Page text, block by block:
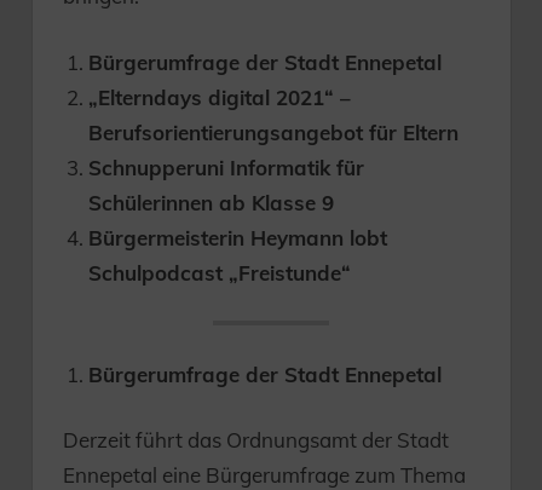
Bürgerumfrage der Stadt Ennepetal
„Elterndays digital 2021“ –
Berufsorientierungsangebot für Eltern
Schnupperuni Informatik für
Schülerinnen ab Klasse 9
Bürgermeisterin Heymann lobt
Schulpodcast „Freistunde“
Bürgerumfrage der Stadt Ennepetal
Derzeit führt das Ordnungsamt der Stadt
Ennepetal eine Bürgerumfrage zum Thema